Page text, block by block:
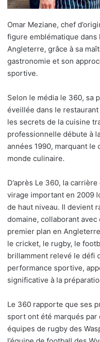
Omar Meziane, chef
figure emblématique
Angleterre, grâce à sa
gastronomie et son
sportive.
Selon le média le 360, sa
éveillée dans le
les secrets de la cuisine
professionnelle débute à
années 1990, marquant le
monde culinaire.
D’après Le 360, la
virage important en 2009
de haut niveau. Il devient
domaine, collaborant
premier plan en
le cricket, le rugby, le
brillamment relevé le défi
performance sportive,
significative à la
Le 360 rapporte que ses
sport ont été marqués
équipes de rugby des